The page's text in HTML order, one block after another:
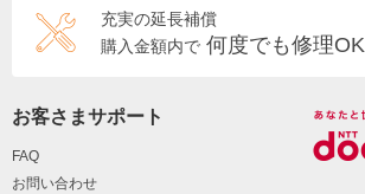
充実の延長補償
購入金額内で 何度でも修理OK
お客さまサポート
FAQ
お問い合わせ